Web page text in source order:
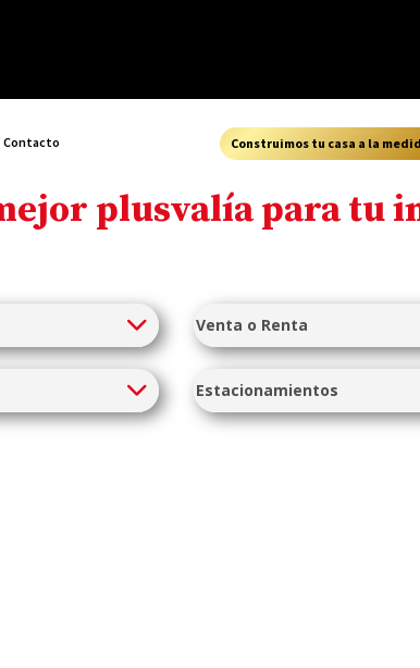
Contacto Construimos tu casa a la
plusvalía para tu